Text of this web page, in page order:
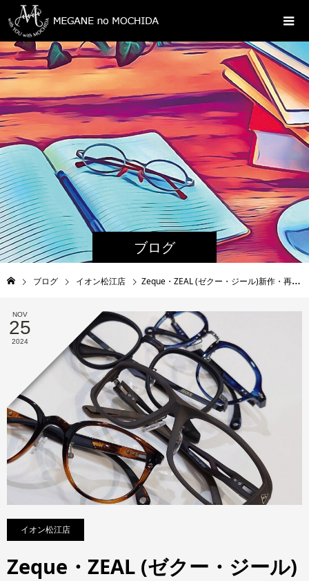
ブログ
ブログ イオン松江店 Zeque・ZEAL (ゼクー・ジール)新作・再入荷品/イオン松江店(島根県松江市)
NOV
25
2024
イオン松江店
Zeque・ZEAL (ゼクー・ジール)